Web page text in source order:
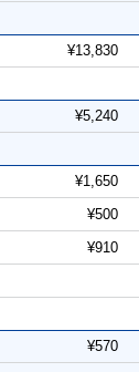
¥13,830
¥5,240
¥1,650
¥500
¥910
¥570